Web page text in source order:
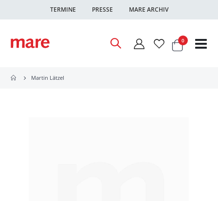
TERMINE PRESSE MARE ARCHIV
Warenkorb
0Artikel
Martin Lätzel